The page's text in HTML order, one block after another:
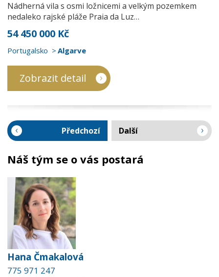
Nádherná vila s osmi ložnicemi a velkým pozemkem
nedaleko rajské pláže Praia da Luz…
54 450 000 Kč
Portugalsko Algarve
Zobrazit detail
Předchozí Další
Náš tým se o vás postará
Hana Čmakalová
775 971 247